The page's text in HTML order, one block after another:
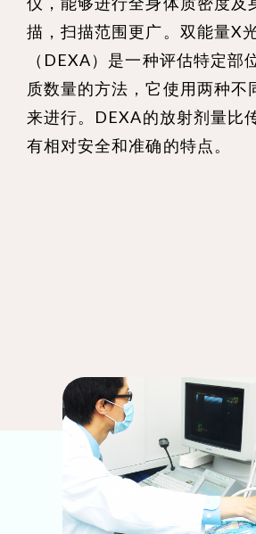
描，扫描范围更广。双能量X
（DEXA）是一种评估特定部
质数量的方法，它使用两种不
来进行。DEXA的放射剂量比
有相对安全和准确的特点。